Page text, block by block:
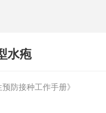
水疱
预防接种工作手册》